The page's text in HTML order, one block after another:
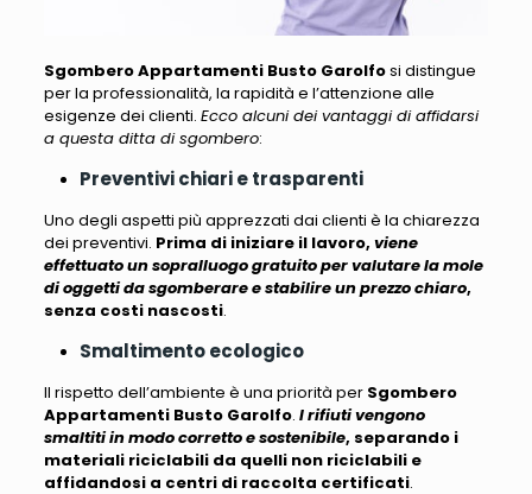
Sgombero Appartamenti Busto Garolfosi distingue
per la professionalità, la rapidità e l’attenzione alle
esigenze dei clienti. Ecco alcuni dei vantaggi di affidarsi
a questa ditta di sgombero:
Preventivi chiari e trasparenti
Uno degli aspetti più apprezzati dai clienti è la chiarezza
dei preventivi. Prima di iniziare il lavoro, viene
effettuato un sopralluogo gratuito per valutare la mole
di oggetti da sgomberare e stabilire un prezzo chiaro,
senza costi nascosti.
Smaltimento ecologico
Il rispetto dell’ambiente è una priorità per Sgombero
Appartamenti Busto Garolfo. I rifiuti vengono
smaltiti in modo corretto e sostenibile, separando i
materiali riciclabili da quelli non riciclabili e
affidandosi a centri di raccolta certificati.